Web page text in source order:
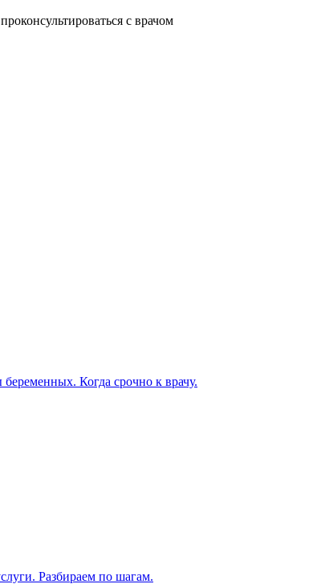
с врачом
Когда срочно к врачу.
Разбираем по шагам.